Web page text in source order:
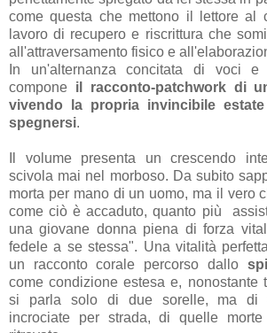
come questa che mettono il lettore al
lavoro di recupero e riscrittura che
all'attraversamento fisico e
In un'alternanza concitata di voci
compone il racconto-patchwork di
vivendo la propria invincibile
spegnersi.
Il volume presenta un crescendo
scivola mai nel morboso. Da subito
morta per mano di un uomo, ma il vero
come ciò è accaduto, quanto più
una giovane donna piena di forza
fedele a se stessa". Una vitalità
un racconto corale percorso dallo
come condizione estesa e, nonostante
si parla solo di due sorelle, ma di
incrociate per strada, di quelle